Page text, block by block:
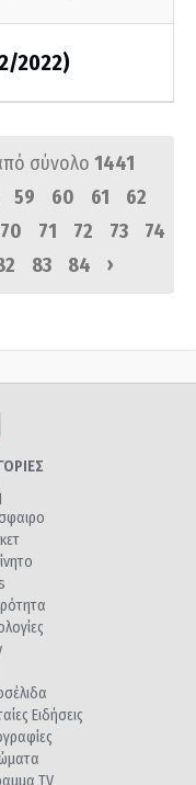
2022)
σύνολο 1441
59 60 61
62
70 71 72 73
74
83 84 ›
Ειδήσεις
TV